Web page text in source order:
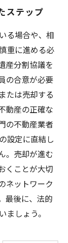
ステップ
る場合や、相
重に進める必
産分割協議を
の合意が必要
たは売却する
動産の正確な
の不動産業者
設定に直結し
。売却が進む
くことが大切
ネットワーク
最後に、法的
しょう。